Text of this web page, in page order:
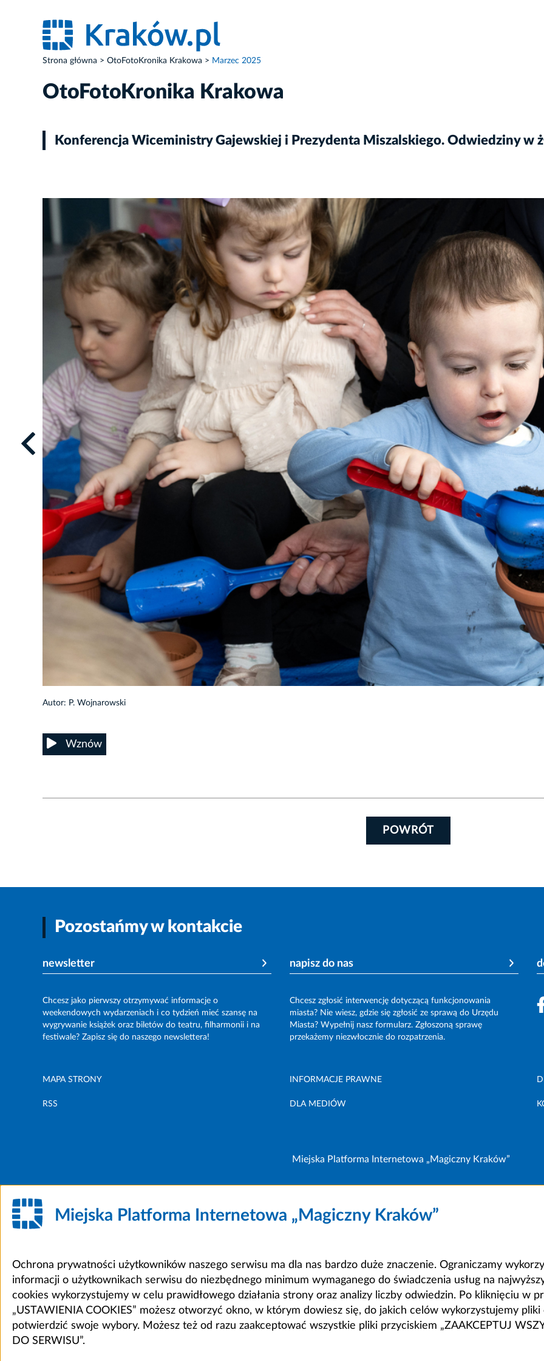
Strona główna OtoFotoKronika Krakowa Marzec 2025
OtoFotoKronika Krakowa
Konferencja Wiceministry Gajewskiej i Prezydenta Miszalskiego. Odwiedziny w
Autor: P. Wojnarowski
Wznów
POWRÓT
Pozostańmy w kontakcie
newsletter
Chcesz jako pierwszy otrzymywać informacje o
weekendowych wydarzeniach i co tydzień mieć szansę na
wygrywanie książek oraz biletów do teatru, filharmonii i na
festiwale? Zapisz się do naszego newslettera!
napisz do nas
Chcesz zgłosić interwencję dotyczącą funkcjonowania
miasta? Nie wiesz, gdzie się zgłosić ze sprawą do Urzędu
Miasta? Wypełnij nasz formularz. Zgłoszoną sprawę
przekażemy niezwłocznie do rozpatrzenia.
MAPA STRONY INFORMACJE PRAWNE
RSS DLA MEDIÓW
Miejska Platforma Internetowa „Magiczny Kraków”
Miejska Platforma Internetowa „Magiczny Kraków”
Ochrona prywatności użytkowników naszego serwisu ma dla nas bardzo duże znaczenie. Ograniczamy
informacji o użytkownikach serwisu do niezbędnego minimum wymaganego do świadczenia usług na
cookies wykorzystujemy w celu prawidłowego działania strony oraz analizy liczby odwiedzin. Po kliknięciu w
„USTAWIENIA COOKIES” możesz otworzyć okno, w którym dowiesz się, do jakich celów wykorzystujemy pliki
potwierdzić swoje wybory. Możesz też od razu zaakceptować wszystkie pliki przyciskiem „ZAAKCEPTUJ
DO SERWISU”.